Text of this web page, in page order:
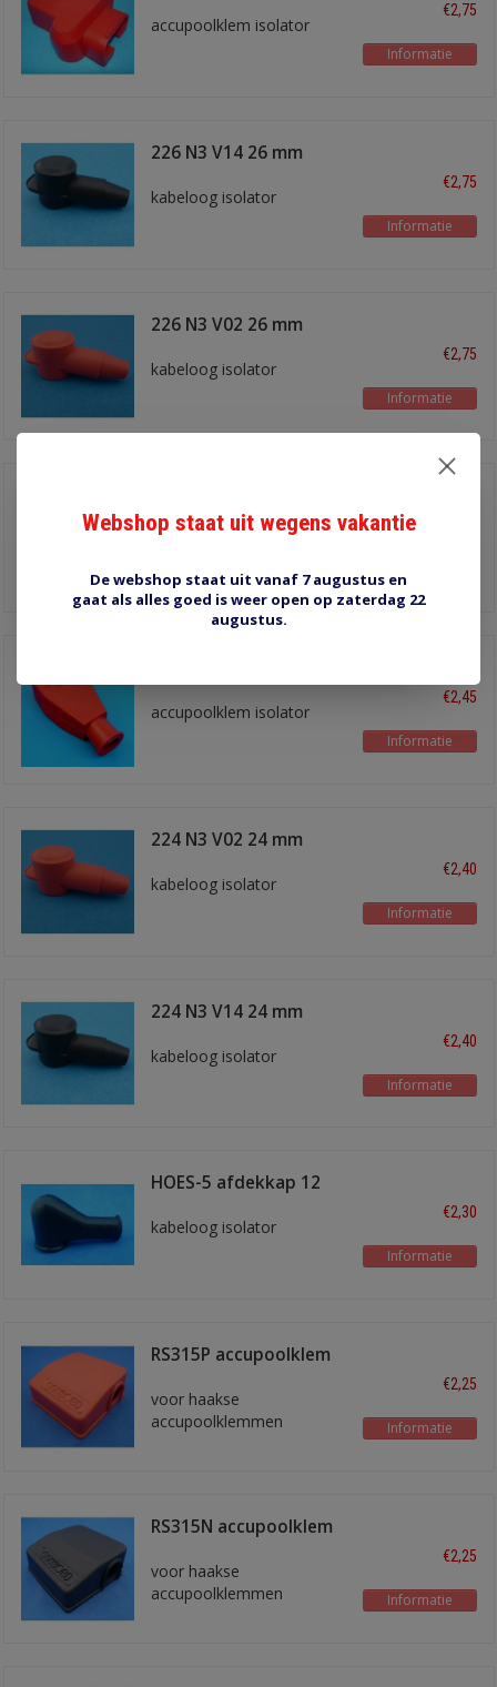
accupoolklem isolator
€2,75
Informatie
226 N3 V14 26 mm
kabeloog isolator
€2,75
Informatie
226 N3 V02 26 mm
kabeloog isolator
€2,75
Informatie
isol. zwart
accupoolklem isolator
isol. Rood
accupoolklem isolator
€2,45
Informatie
224 N3 V02 24 mm
kabeloog isolator
€2,40
Informatie
224 N3 V14 24 mm
kabeloog isolator
€2,40
Informatie
HOES-5 afdekkap 12
kabeloog isolator
€2,30
Informatie
RS315P accupoolklem
voor haakse
accupoolklemmen
€2,25
Informatie
RS315N accupoolklem
isolator zwart
voor haakse
accupoolklemmen
€2,25
Informatie
Webshop staat uit wegens vakantie
De webshop staat uit vanaf 7 augustus en
gaat als alles goed is weer open op zaterdag 22
augustus.